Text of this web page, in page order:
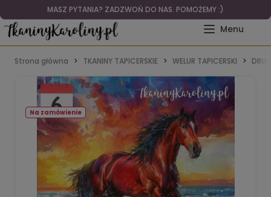
MASZ PYTANIA? ZADZWOŃ DO NAS. POMOŻEMY :)
Strona główna TKANINY TAPICERSKIE WELUR TAPICERSKI
Na zamówienie